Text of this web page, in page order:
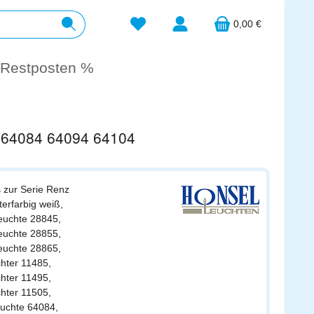
Du hast 0 Produkte auf dem
0,00 €
%
64094 64104
zur Serie Renz
weiß,
28845,
28855,
28865,
11485,
11495,
11505,
64084,